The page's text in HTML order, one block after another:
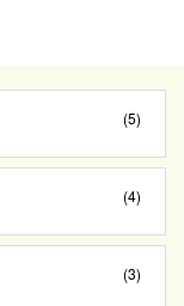
(5)
(4)
(3)